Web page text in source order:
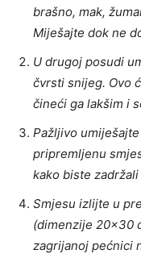
brašno, mak,
Miješajte dok ne
U drugoj posudi
čvrsti snijeg. Ovo
čineći ga lakšim i
Pažljivo
pripremljenu
kako biste
Smjesu izlijte u
(dimenzije 20×30
zagrijanoj pećnici